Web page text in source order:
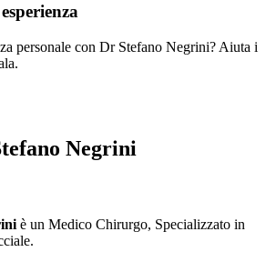
personale con Dr Stefano Negrini? Aiuta i
Negrini
è un Medico Chirurgo, Specializzato in